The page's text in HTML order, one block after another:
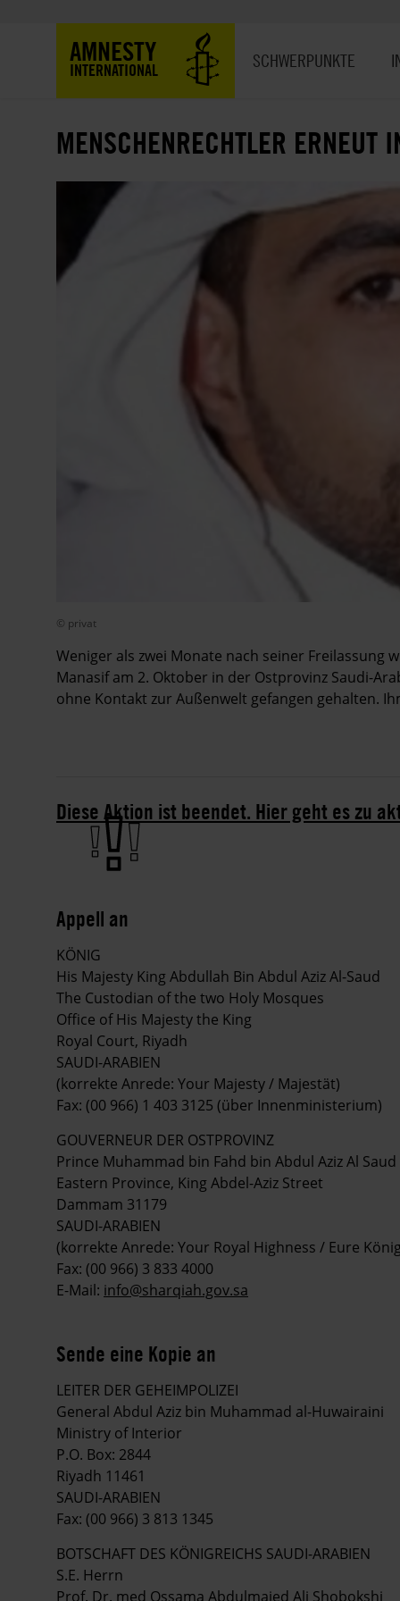
AMNESTY
INTERNATIONAL SCHWERPUNKTE
MENSCHENRECHTLER ERNEUT
© privat
Weniger als zwei Monate nach seiner Freilassung
Manasif am 2. Oktober in der Ostprovinz Saudi-
ohne Kontakt zur Außenwelt gefangen gehalten.
Diese Aktion ist beendet. Hier geht es zu
Appell an
KÖNIG
His Majesty King Abdullah Bin Abdul Aziz Al-Saud
The Custodian of the two Holy Mosques
Office of His Majesty the King
Royal Court, Riyadh
SAUDI-ARABIEN
(korrekte Anrede: Your Majesty / Majestät)
Fax: (00 966) 1 403 3125 (über Innenministerium)
GOUVERNEUR DER OSTPROVINZ
Prince Muhammad bin Fahd bin Abdul Aziz Al Saud
Eastern Province, King Abdel-Aziz Street
Dammam 31179
SAUDI-ARABIEN
(korrekte Anrede: Your Royal Highness / Eure
Fax: (00 966) 3 833 4000
E-Mail: info@sharqiah.gov.sa
Sende eine Kopie an
LEITER DER GEHEIMPOLIZEI
General Abdul Aziz bin Muhammad al-Huwairaini
Ministry of Interior
P.O. Box: 2844
Riyadh 11461
SAUDI-ARABIEN
Fax: (00 966) 3 813 1345
BOTSCHAFT DES KÖNIGREICHS SAUDI-ARABIEN
S.E. Herrn
Prof. Dr. med Ossama Abdulmajed Ali Shobokshi